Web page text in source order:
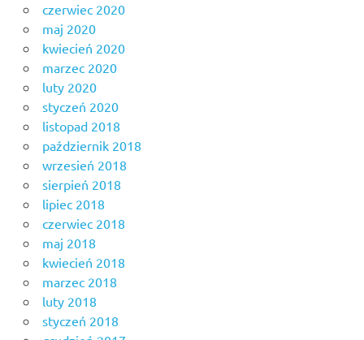
czerwiec 2020
maj 2020
kwiecień 2020
marzec 2020
luty 2020
styczeń 2020
listopad 2018
październik 2018
wrzesień 2018
sierpień 2018
lipiec 2018
czerwiec 2018
maj 2018
kwiecień 2018
marzec 2018
luty 2018
styczeń 2018